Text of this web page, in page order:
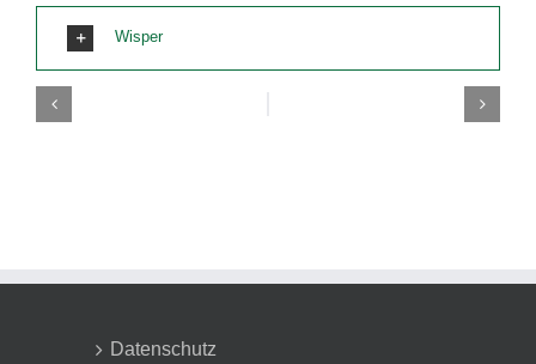
Wisper
Datenschutz